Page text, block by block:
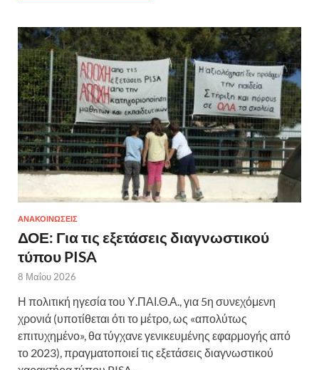
Π.Ε.
ΑΝΑΚΟΙΝΩΣΕΙΣ
ΔΟΕ: Για τις εξετάσεις διαγνωστικού
τύπου PISA
8 Μαΐου 2026
Η πολιτική ηγεσία του Υ.ΠΑΙ.Θ.Α., για 5η συνεχόμενη
χρονιά (υποτίθεται ότι το μέτρο, ως «απολύτως
επιτυχημένο», θα τύγχανε γενικευμένης εφαρμογής από
το 2023), πραγματοποιεί τις εξετάσεις διαγνωστικού